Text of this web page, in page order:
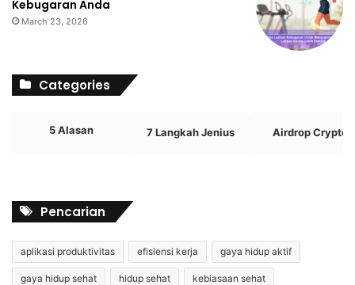
Kebugaran Anda
March 23, 2026
Categories
5 Alasan 7 Langkah Jenius Airdrop Crypto
Pencarian
aplikasi produktivitas efisiensi kerja gaya hidup aktif
gaya hidup sehat hidup sehat kebiasaan sehat